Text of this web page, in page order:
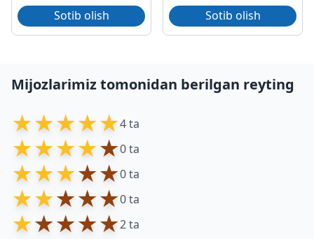
Sotib olish Sotib olish
Mijozlarimiz tomonidan berilgan reyting
★★★★★4 ta
★★★★★0 ta
★★★★★0 ta
★★★★★0 ta
★★★★★2 ta